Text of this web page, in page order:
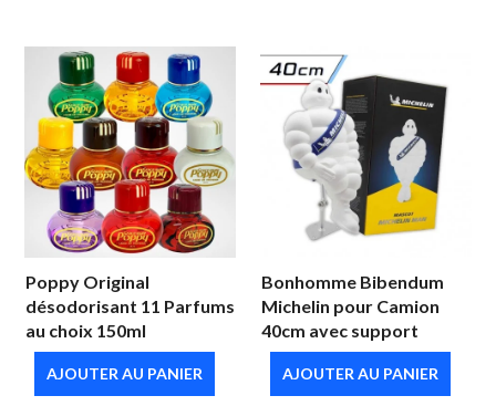
Poppy Original
désodorisant 11 Parfums
au choix 150ml
AJOUTER AU PANIER
Bonhomme Bibendum
Michelin pour Camion
40cm avec support
AJOUTER AU PANIER